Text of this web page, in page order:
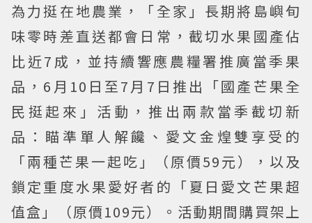
為力挺在地農業，「全家」長期將島嶼旬
味零時差直送都會日常，截切水果國產佔
比近7成，並持續響應農糧署推廣當季果
品，6月10日至7月7日推出「國產芒果全
民挺起來」活動，推出兩款當季截切新
品：瞄準單人解饞、愛文金煌雙享受的
「兩種芒果一起吃」（原價59元），以及
鎖定重度水果愛好者的「夏日愛文芒果超
值盒」（原價109元）。活動期間購買架上